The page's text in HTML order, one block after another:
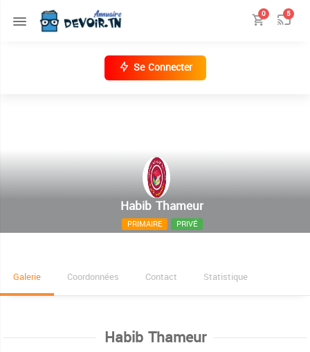
0 5
Se Connecter
Habib Thameur
PRIMAIRE PRIVÉ
Rue Piree, Tunis, 1000
Galerie Coordonnées Contact Statistique
Habib Thameur